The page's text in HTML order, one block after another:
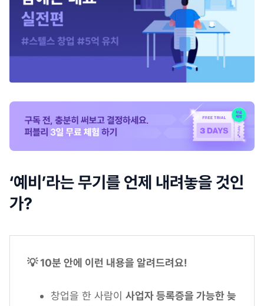
‘예비’라는 무기를 언제 내려놓을 것인
가?
💡 10분 안에 이런 내용을 알려드려요!
창업을 한 사람이 사업자 등록증을 가능한 늦